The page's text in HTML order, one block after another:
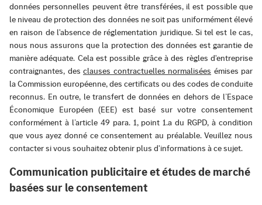
données personnelles peuvent être transférées, il est possible que
le niveau de protection des données ne soit pas uniformément élevé
en raison de l'absence de réglementation juridique. Si tel est le cas,
nous nous assurons que la protection des données est garantie de
manière adéquate. Cela est possible grâce à des règles d'entreprise
contraignantes, des clauses contractuelles normalisées émises par
la Commission européenne, des certificats ou des codes de conduite
reconnus. En outre, le transfert de données en dehors de l’Espace
Économique Européen (EEE) est basé sur votre consentement
conformément à l’article 49 para. 1, point 1.a du RGPD, à condition
que vous ayez donné ce consentement au préalable. Veuillez nous
contacter si vous souhaitez obtenir plus d'informations à ce sujet.
Communication publicitaire et études de marché
basées sur le consentement